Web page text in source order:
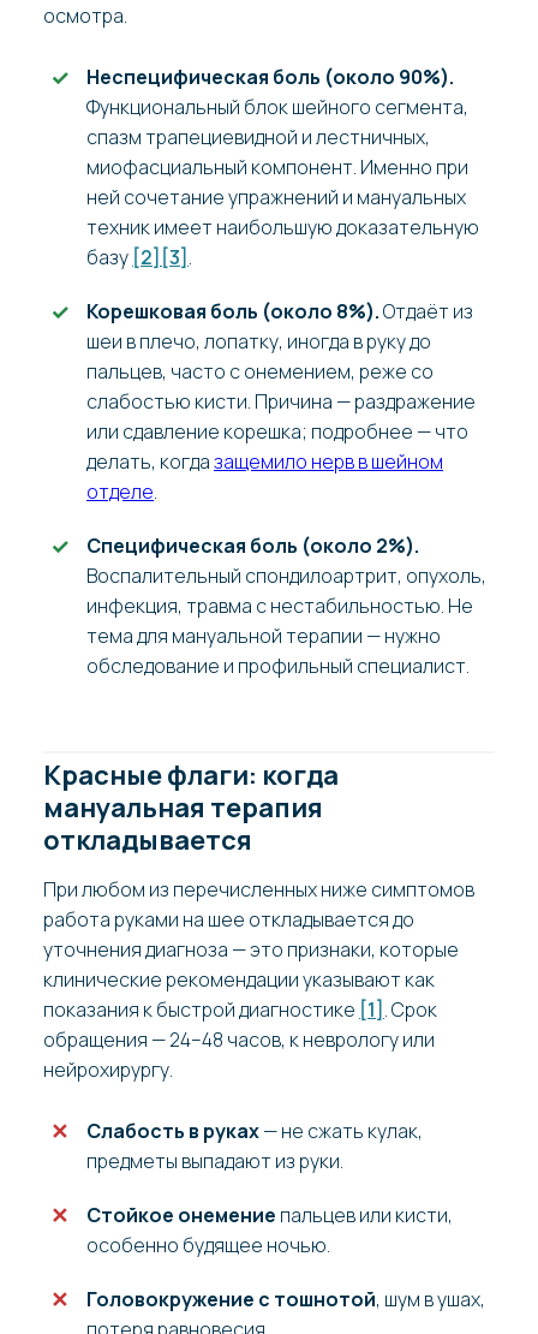
осмотра.
Неспецифическая боль (около 90%).
Функциональный блок шейного сегмента,
спазм трапециевидной и лестничных,
миофасциальный компонент. Именно при
ней сочетание упражнений и мануальных
техник имеет наибольшую доказательную
базу [2] [3] .
Корешковая боль (около 8%).Отдаёт из
шеи в плечо, лопатку, иногда в руку до
пальцев, часто с онемением, реже со
слабостью кисти. Причина — раздражение
или сдавление корешка; подробнее — что
делать, когдазащемило нерв в шейном
отделе.
Специфическая боль (около 2%).
Воспалительный спондилоартрит, опухоль,
инфекция, травма с нестабильностью. Не
тема для мануальной терапии — нужно
обследование и профильный специалист.
Красные флаги: когда
мануальная терапия
откладывается
При любом из перечисленных ниже симптомов
работа руками на шее откладывается до
уточнения диагноза — это признаки, которые
клинические рекомендации указывают как
показания к быстрой диагностике [1] . Срок
обращения — 24–48 часов, к неврологу или
нейрохирургу.
Слабость в руках— не сжать кулак,
предметы выпадают из руки.
Стойкое онемение пальцев или кисти,
особенно будящее ночью.
Головокружение с тошнотой, шум в ушах,